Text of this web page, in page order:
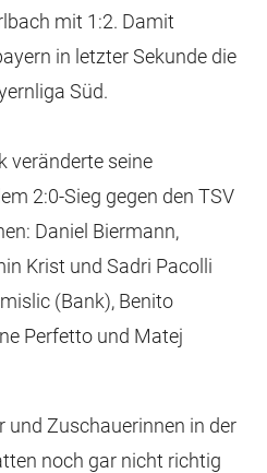
mit 1:2. Damit
in letzter Sekunde die
Süd.
veränderte seine
2:0-Sieg gegen den TSV
Daniel Biermann,
Krist und Sadri Pacolli
(Bank), Benito
Perfetto und Matej
und Zuschauerinnen in der
noch gar nicht richtig